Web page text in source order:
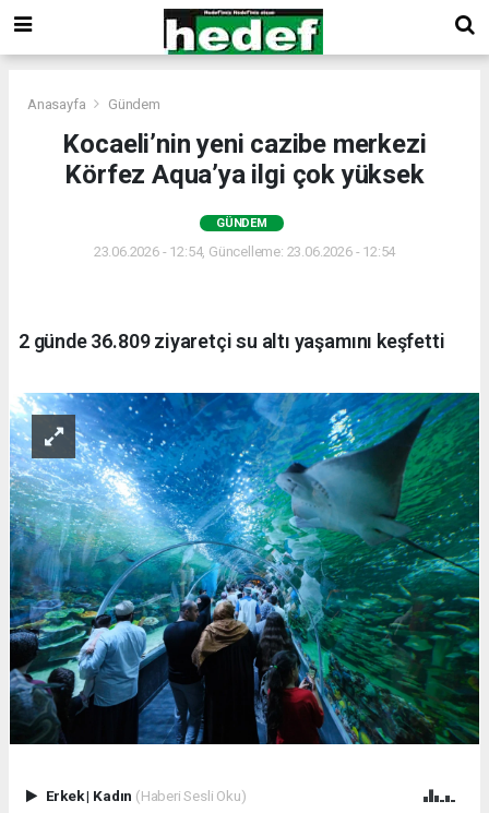
Anasayfa Gündem
Kocaeli’nin yeni cazibe merkezi
Körfez Aqua’ya ilgi çok yüksek
GÜNDEM
23.06.2026 - 12:54, Güncelleme: 23.06.2026 - 12:54
2 günde 36.809 ziyaretçi su altı yaşamını keşfetti
Erkek| Kadın (Haberi Sesli Oku)